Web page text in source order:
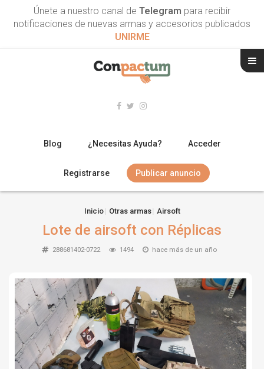
Únete a nuestro canal de Telegram para recibir
notificaciones de nuevas armas y accesorios publicados
UNIRME
Blog ¿Necesitas Ayuda? Acceder
Registrarse Publicar anuncio
ESCOPETAS
ARMAS CORTAS
TIRO Y COMPETICIÓN
AIRE COMPRIMIDO
OTRAS ARMAS
ACCESORIOS
Inicio Otras armas Airsoft
Lote de airsoft con Réplicas
288681402-0722 1494 hace más de un año